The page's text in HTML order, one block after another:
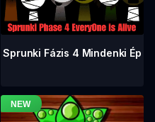
Sprunki Fázis 4 Mindenki Ép